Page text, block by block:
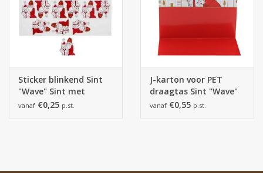
Sticker blinkend Sint
"Wave" Sint met
paard.
vanaf €0,25 p.st.
J-karton voor PET
draagtas Sint "Wave"
met paard.
vanaf €0,55 p.st.